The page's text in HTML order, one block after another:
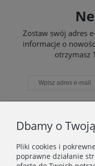
Zostaw swój adres
informacje o
otrzymasz
TWOJE KONTO
TO WAŻNE
Dbamy o
Pliki cookies i
poprawne działanie